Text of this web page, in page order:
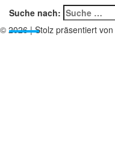
Suche nach:
© 2026|Stolz präsentiert von